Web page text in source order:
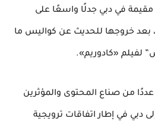
مقيمة في دبي جدلًا واسعًا على
بعد خروجها للحديث عن كواليس ما
لفيلم «كادوريم».
من صناع المحتوى والمؤثرين
دبي في إطار اتفاقات ترويجية